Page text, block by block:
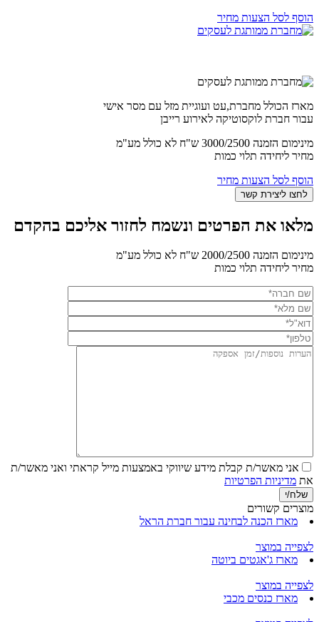
הוסף לסל הצעות מחיר
מארז הכולל מחברת,עט ועוגיית מזל עם מסר אישי
עבור חברת לוקסוטיקה לאירוע רייבן
מינימום הזמנה 3000/2500 ש"ח לא כולל מע"מ
מחיר ליחידה תלוי כמות
הוסף לסל הצעות מחיר
מלאו את הפרטים ונשמח לחזור אליכם בהקדם
מינימום הזמנה 2000/2500 ש"ח לא כולל מע"מ
מחיר ליחידה תלוי כמות
אני מאשר/ת קבלת מידע שיווקי באמצעות מייל קראתי ואני מאשר/ת
את מדיניות הפרטיות
מוצרים קשורים
מארז הכנה לבחינה עבור חברת הראל
לצפייה במוצר
מארז ג'אגטים ביוטה
לצפייה במוצר
מארז כנסים מכבי